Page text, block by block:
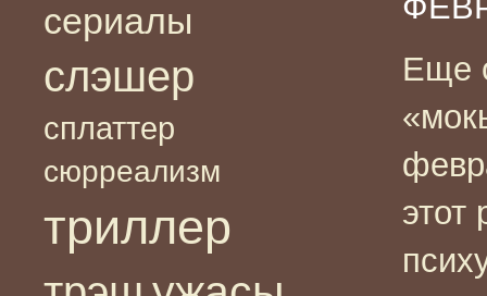
сериалы
слэшер
сплаттер
сюрреализм
триллер
Еще
этот